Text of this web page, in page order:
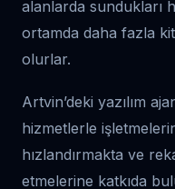
alanlarda sundukları
ortamda daha fazla
olurlar.
Artvin’deki yazılım
hizmetlerle
hızlandırmakta ve
etmelerine katkıda